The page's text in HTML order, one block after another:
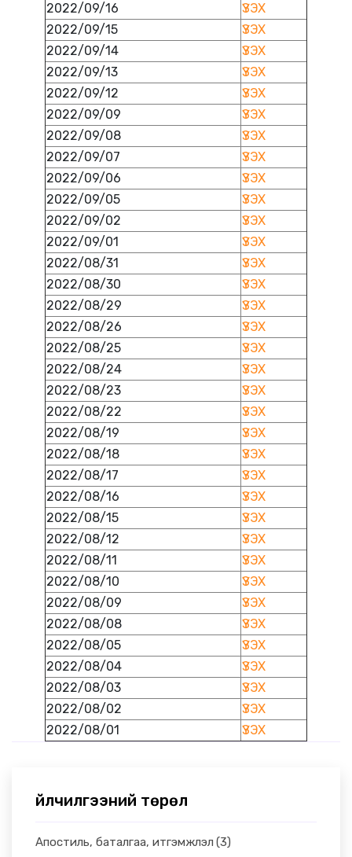
2022/09/16
ҮЗЭХ
2022/09/15
ҮЗЭХ
2022/09/14
ҮЗЭХ
2022/09/13
ҮЗЭХ
2022/09/12
ҮЗЭХ
2022/09/09
ҮЗЭХ
2022/09/08
ҮЗЭХ
2022/09/07
ҮЗЭХ
2022/09/06
ҮЗЭХ
2022/09/05
ҮЗЭХ
2022/09/02
ҮЗЭХ
2022/09/01
ҮЗЭХ
2022/08/31
ҮЗЭХ
2022/08/30
ҮЗЭХ
2022/08/29
ҮЗЭХ
2022/08/26
ҮЗЭХ
2022/08/25
ҮЗЭХ
2022/08/24
ҮЗЭХ
2022/08/23
ҮЗЭХ
2022/08/22
ҮЗЭХ
2022/08/19
ҮЗЭХ
2022/08/18
ҮЗЭХ
2022/08/17
ҮЗЭХ
2022/08/16
ҮЗЭХ
2022/08/15
ҮЗЭХ
2022/08/12
ҮЗЭХ
2022/08/11
ҮЗЭХ
2022/08/10
ҮЗЭХ
2022/08/09
ҮЗЭХ
2022/08/08
ҮЗЭХ
2022/08/05
ҮЗЭХ
2022/08/04
ҮЗЭХ
2022/08/03
ҮЗЭХ
2022/08/02
ҮЗЭХ
2022/08/01
ҮЗЭХ
Үйлчилгээний төрөл
Апостиль, баталгаа, итгэмжлэл (3)